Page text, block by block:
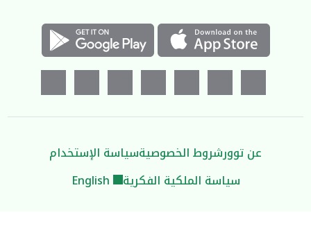
عن توورشروط الخصوصيةسياسة الإستخدام
سياسة الملكية الفكرية
English